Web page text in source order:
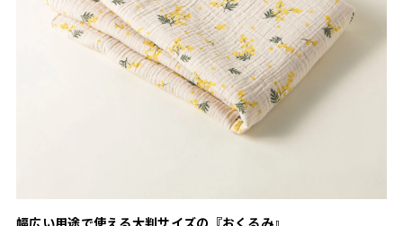
幅広い用途で使える大判サイズの『おくるみ』